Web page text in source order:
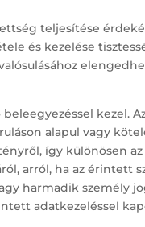
teljesítése
és kezelése
kezel.
alapul vagy
így különösen
arról, ha az érintett
harmadik személy
adatkezeléssel